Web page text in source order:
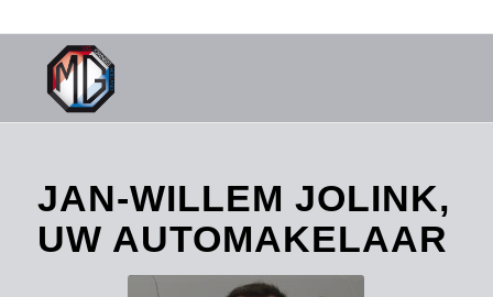
JAN-WILLEM JOLINK,
UW AUTOMAKELAAR